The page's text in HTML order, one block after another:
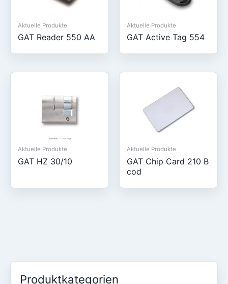
Aktuelle Produkte
GAT Reader 550 AA
Aktuelle Produkte
GAT Active Tag 554
Aktuelle Produkte
GAT HZ 30/10
Aktuelle Produkte
GAT Chip Card 210 B
cod
Produktkategorien